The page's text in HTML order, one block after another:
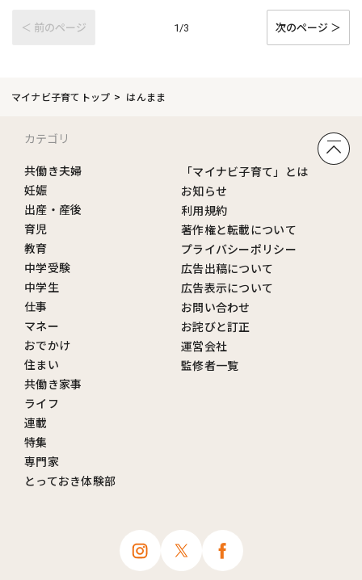
＜ 前のページ 1/3 次のページ ＞
マイナビ子育てトップ はんまま
カテゴリ
共働き夫婦
妊娠
出産・産後
育児
教育
中学受験
中学生
仕事
マネー
おでかけ
住まい
共働き家事
ライフ
連載
特集
専門家
とっておき体験部
「マイナビ子育て」とは
お知らせ
利用規約
著作権と転載について
プライバシーポリシー
広告出稿について
広告表示について
お問い合わせ
お詫びと訂正
運営会社
監修者一覧